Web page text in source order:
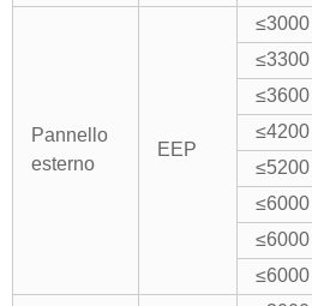
Pannello
esterno
EEP
≤3000
≤3300
≤3600
≤4200
≤5200
≤6000
≤6000
≤6000